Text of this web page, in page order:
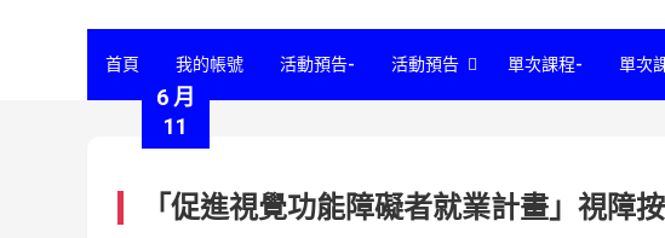
首頁 我的帳號 活動預告- 活動預告 單次課程- 單次
6 月
11
「促進視覺功能障礙者就業計畫」視障